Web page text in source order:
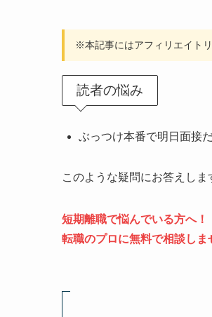
※本記事にはアフィリエイト
読者の悩み
ぶっつけ本番で明日面接
このような疑問にお答えしま
短期離職で悩んでいる方へ！
転職のプロに無料で相談しま